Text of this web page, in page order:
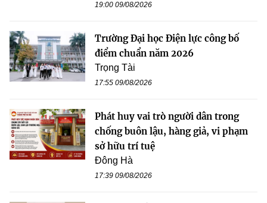
19:00 09/08/2026
Trường Đại học Điện lực công bố
điểm chuẩn năm 2026
Trọng Tài
17:55 09/08/2026
Phát huy vai trò người dân trong
chống buôn lậu, hàng giả, vi phạm
sở hữu trí tuệ
Đông Hà
17:39 09/08/2026